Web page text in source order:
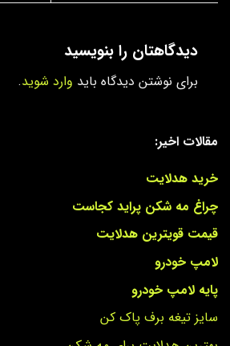
مقالات اخیر:
خرید هدلایت
چراغ مه شکن پراید کجاست
قیمت قویترین هدلایت
لامپ خودرو
پایه لامپ خودرو
سایز تیغه برف پاک کن
دیدگاهتان را بنویسید
برای نوشتن دیدگاه باید وارد شوید.